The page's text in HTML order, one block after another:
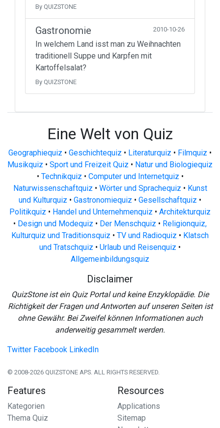
By QUIZSTONE
Gastronomie 2010-10-26
In welchem Land isst man zu Weihnachten
traditionell Suppe und Karpfen mit
Kartoffelsalat?
By QUIZSTONE
Eine Welt von Quiz
Geographiequiz • Geschichtequiz • Literaturquiz • Filmquiz •
Musikquiz • Sport und Freizeit Quiz • Natur und Biologiequiz
• Technikquiz • Computer und Internetquiz •
Naturwissenschaftquiz • Wörter und Sprachequiz • Kunst
und Kulturquiz • Gastronomiequiz • Gesellschaftquiz •
Politikquiz • Handel und Unternehmenquiz • Architekturquiz
• Design und Modequiz • Der Menschquiz • Religionquiz,
Kulturquiz und Traditionsquiz • TV und Radioquiz • Klatsch
und Tratschquiz • Urlaub und Reisenquiz •
Allgemeinbildungsquiz
Disclaimer
QuizStone ist ein Quiz Portal und keine Enzyklopädie. Die
Richtigkeit der Fragen und Antworten auf unseren Seiten ist
ohne Gewähr. Bei Zweifel können Informationen auch
anderweitig gesammelt werden.
Twitter Facebook LinkedIn
© 2008-2026 QUIZSTONE APS. ALL RIGHTS RESERVED.
Features
Kategorien
Thema Quiz
Resources
Applications
Sitemap